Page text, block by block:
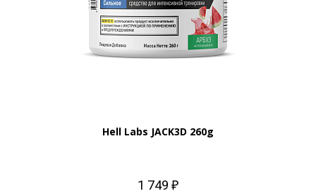
Hell Labs JACK3D 260g
1 749 ₽